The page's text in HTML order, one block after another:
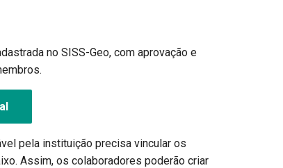
no SISS-Geo, com aprovação e
pela instituição precisa vincular os
Assim, os colaboradores poderão criar